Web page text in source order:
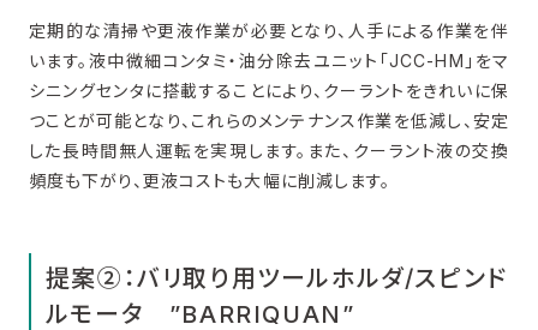
定期的な清掃や更液作業が必要となり、人手による作業を伴
います。液中微細コンタミ・油分除去ユニット「JCC-HM」をマ
シニングセンタに搭載することにより、クーラントをきれいに保
つことが可能となり、これらのメンテナンス作業を低減し、安定
した長時間無人運転を実現します。また、クーラント液の交換
頻度も下がり、更液コストも大幅に削減します。
提案②：バリ取り用ツールホルダ/スピンド
ルモータ ”BARRIQUAN”